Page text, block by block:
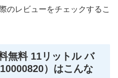
のレビューをチェックするこ
無料 11リットル バ
）はこんな